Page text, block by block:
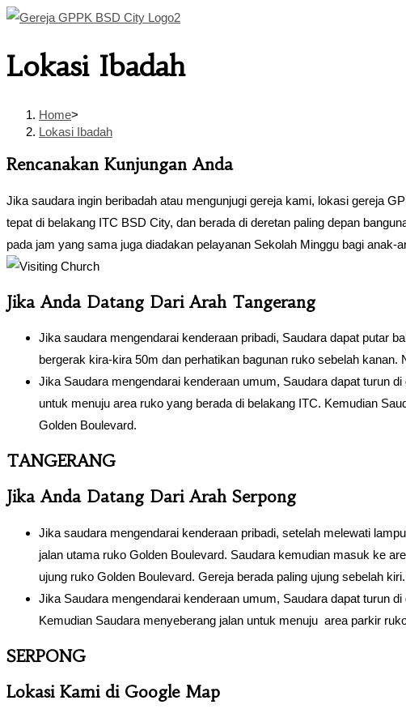
Skip
content
Lokasi Ibadah
Home>
Lokasi Ibadah
Rencanakan Kunjungan Anda
Jika saudara ingin beribadah atau mengunjugi gereja kami, lokasi gereja
tepat di belakang ITC BSD City, dan berada di deretan paling depan
pada jam yang sama juga diadakan pelayanan Sekolah Minggu bagi anak-
Jika Anda Datang Dari Arah Tangerang
Jika saudara mengendarai kenderaan pribadi, Saudara dapat putar
bergerak kira-kira 50m dan perhatikan bagunan ruko sebelah
Jika Saudara mengendarai kenderaan umum, Saudara dapat turun
untuk menuju area ruko yang berada di belakang ITC. Kemudian
Golden Boulevard.
TANGERANG
Jika Anda Datang Dari Arah Serpong
Jika saudara mengendarai kenderaan pribadi, setelah melewati
jalan utama ruko Golden Boulevard. Saudara kemudian masuk ke
ujung ruko Golden Boulevard. Gereja berada paling ujung sebelah
Jika Saudara mengendarai kenderaan umum, Saudara dapat turun
Kemudian Saudara menyeberang jalan untuk menuju area parkir
SERPONG
Lokasi Kami di Google Map